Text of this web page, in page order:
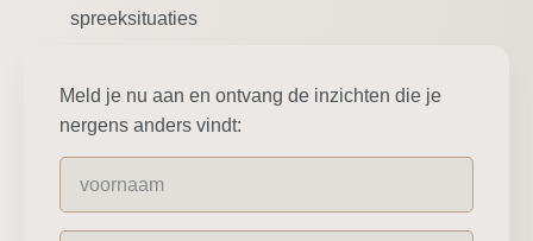
spreeksituaties
Meld je nu aan en ontvang de inzichten die je
nergens anders vindt: